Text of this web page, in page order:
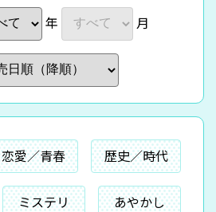
年 月
恋愛／青春 歴史／時代
ミステリ あやかし